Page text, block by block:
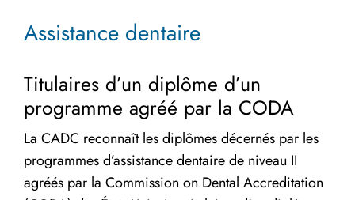
Assistance dentaire
Titulaires d’un diplôme d’un
programme agréé par la CODA
La CADC reconnaît les diplômes décernés par les
programmes d’assistance dentaire de niveau II
agréés par la Commission on Dental Accreditation